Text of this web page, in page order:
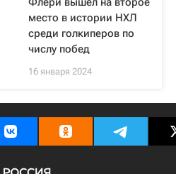
место в истории НХЛ
среди голкиперов по
числу побед
16 января 2024